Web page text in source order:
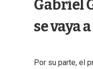
Gabriel
se vaya
Por su parte, el